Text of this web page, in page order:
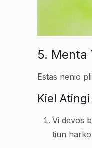
5. Menta
Estas nenio
Kiel
Vi devos
tiun